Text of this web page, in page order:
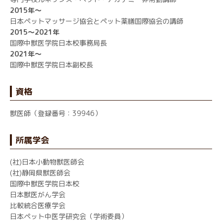
2015年～
日本ペットマッサージ協会とペット薬膳国際協会の講師
2015～2021年
国際中獣医学院日本校事務局長
2021年～
国際中獣医学院日本副校長
資格
獣医師（登録番号：39946）
所属学会
(社)日本小動物獣医師会
(社)静岡県獣医師会
国際中獣医学院日本校
日本獣医がん学会
比較統合医療学会
日本ペット中医学研究会（学術委員）